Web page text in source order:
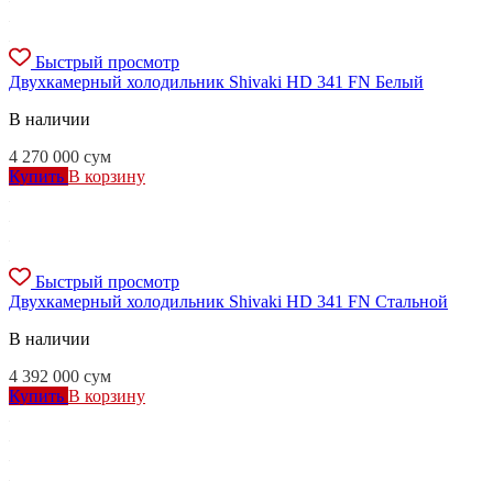
Быстрый просмотр
Двухкамерный холодильник Shivaki HD 341 FN Белый
В наличии
4 270 000 сум
Купить В корзину
Быстрый просмотр
Двухкамерный холодильник Shivaki HD 341 FN Стальной
В наличии
4 392 000 сум
Купить В корзину